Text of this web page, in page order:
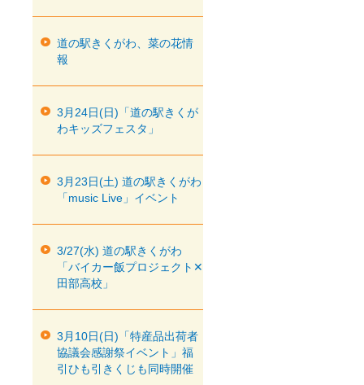
道の駅きくがわ、菜の花情
報
3月24日(日)「道の駅きくが
わキッズフェスタ」
3月23日(土) 道の駅きくがわ
「music Live」イベント
3/27(水) 道の駅きくがわ
「バイカー飯プロジェクト✕
田部高校」
3月10日(日)「特産品出荷者
協議会感謝祭イベント」福
引ひも引きくじも同時開催